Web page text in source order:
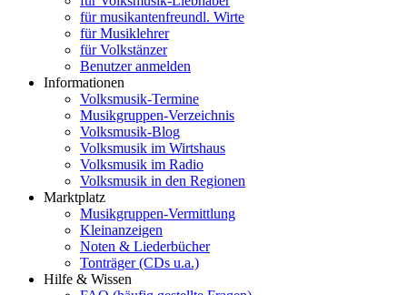
für musikantenfreundl. Wirte
für Musiklehrer
für Volkstänzer
Benutzer anmelden
Informationen
Volksmusik-Termine
Musikgruppen-Verzeichnis
Volksmusik-Blog
Volksmusik im Wirtshaus
Volksmusik im Radio
Volksmusik in den Regionen
Marktplatz
Musikgruppen-Vermittlung
Kleinanzeigen
Noten & Liederbücher
Tonträger (CDs u.a.)
Hilfe & Wissen